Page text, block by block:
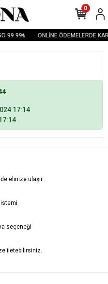
99.99₺ ONLİNE ÖDEMELERDE
0
17:14
elinize ulaşır.
seçeneği
iletebilirsiniz.